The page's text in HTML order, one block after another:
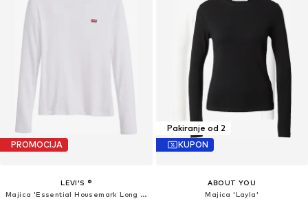
PROMOCIJA
LEVI'S ®
Majica 'Essential Housemark Long Sleeve Tee'
Pakiranje od 2
KUPON
ABOUT YOU
Majica 'Layla'